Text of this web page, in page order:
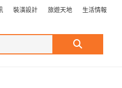
裝潢設計 旅遊天地 生活情報
Search